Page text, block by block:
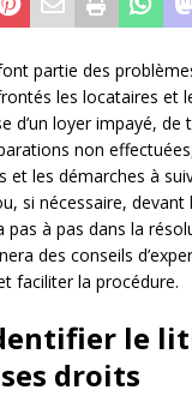
partie des
les locataires et
d’un loyer impayé,
non
et les démarches à
si nécessaire, devant
à pas dans la
des conseils
faciliter la procédure.
le
droits